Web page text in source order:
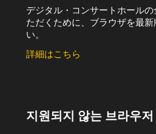
デジタル・コンサートホール
ただくために、ブラウザを最
い。
詳細はこちら
지원되지 않는 브라우